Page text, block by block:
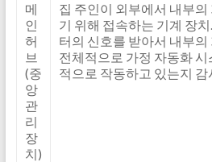
메
인
허
브
(중
앙
관
리
장
치)
집 주인이 외부에서 내부
기 위해 접속하는 기계 장
터의 신호를 받아서 내부
전체적으로 가정 자동화
적으로 작동하고 있는지 감